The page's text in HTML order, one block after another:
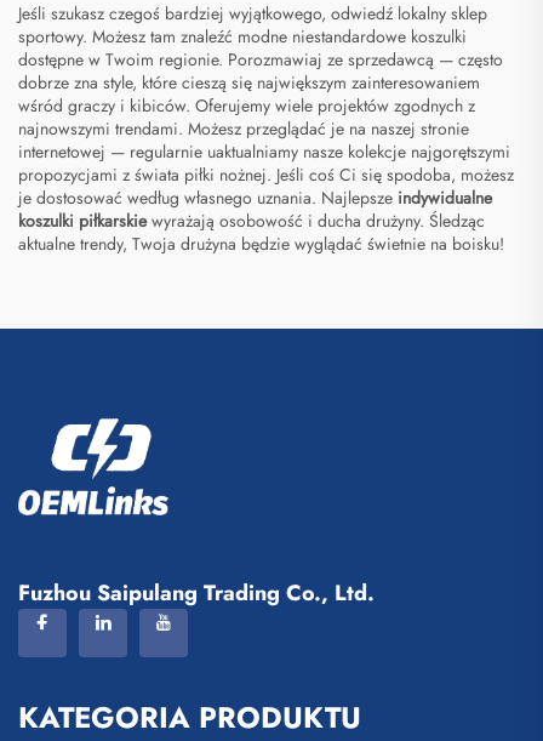
Jeśli szukasz czegoś bardziej wyjątkowego, odwiedź lokalny sklep
sportowy. Możesz tam znaleźć modne niestandardowe koszulki
dostępne w Twoim regionie. Porozmawiaj ze sprzedawcą — często
dobrze zna style, które cieszą się największym zainteresowaniem
wśród graczy i kibiców. Oferujemy wiele projektów zgodnych z
najnowszymi trendami. Możesz przeglądać je na naszej stronie
internetowej — regularnie uaktualniamy nasze kolekcje najgorętszymi
propozycjami z świata piłki nożnej. Jeśli coś Ci się spodoba, możesz
je dostosować według własnego uznania. Najlepsze indywidualne
koszulki piłkarskiewyrażają osobowość i ducha drużyny. Śledząc
aktualne trendy, Twoja drużyna będzie wyglądać świetnie na boisku!
Fuzhou Saipulang Trading Co., Ltd.
KATEGORIA PRODUKTU